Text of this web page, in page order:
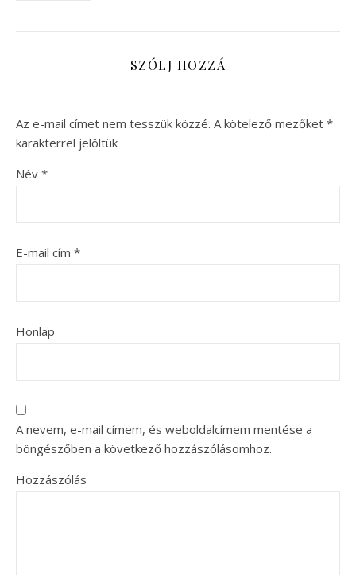
SZÓLJ HOZZÁ
Az e-mail címet nem tesszük közzé. A kötelező mezőket *
karakterrel jelöltük
Név *
E-mail cím *
Honlap
A nevem, e-mail címem, és weboldalcímem mentése a
böngészőben a következő hozzászólásomhoz.
Hozzászólás